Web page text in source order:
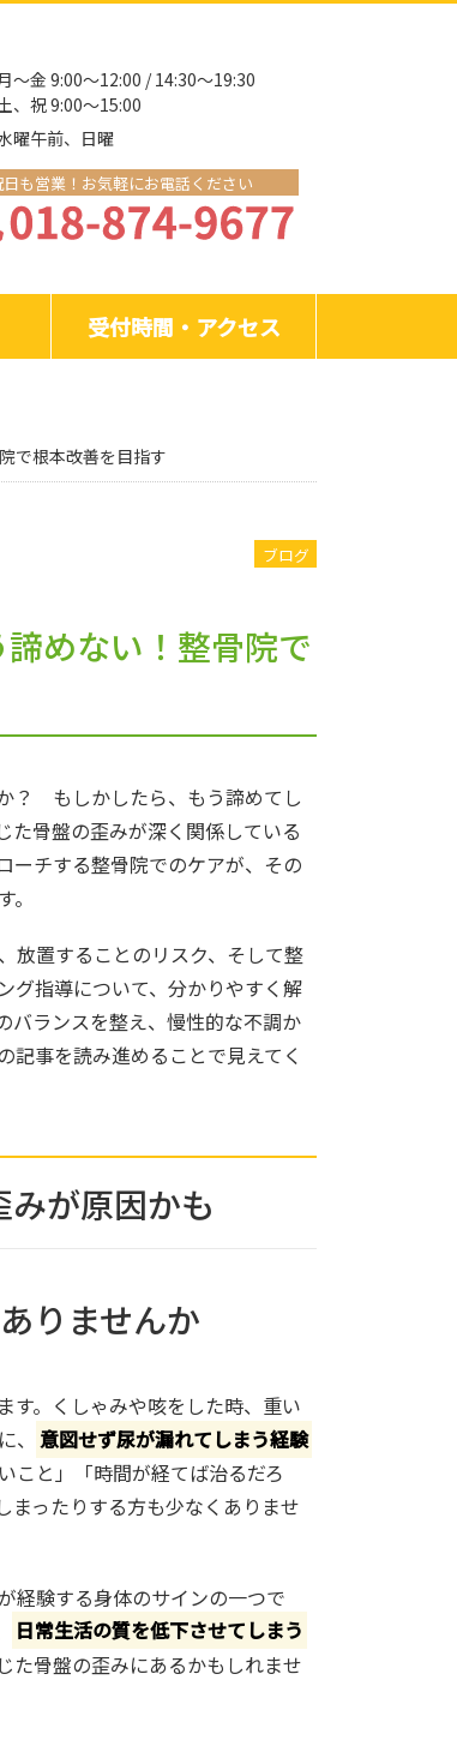
～金 9:00～12:00 / 14:30～19:30
、祝 9:00～15:00
曜午前、日曜
も営業！お気軽にお電話ください
受付時間・アクセス
で根本改善を目指す
ブログ
めない！整骨院で
？ もしかしたら、もう諦めてし
た骨盤の歪みが深く関係している
ーチする整骨院でのケアが、その
放置することのリスク、そして整
グ指導について、分かりやすく解
バランスを整え、慢性的な不調か
記事を読み進めることで見えてく
が原因かも
りませんか
す。くしゃみや咳をした時、重い
、 意図せず尿が漏れてしまう経験
こと」「時間が経てば治るだろ
まったりする方も少なくありませ
経験する身体のサインの一つで
日常生活の質を低下させてしまう
た骨盤の歪みにあるかもしれませ